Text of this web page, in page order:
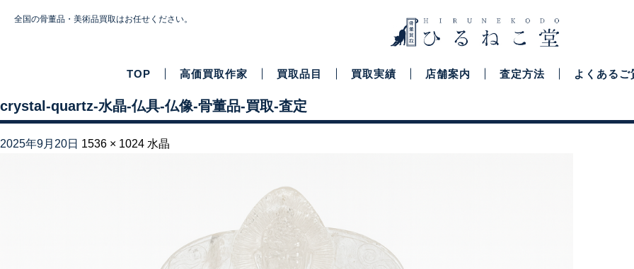
全国の骨董品・美術品買取はお任せください。
TOP 高価買取作家 買取品目 買取実績 店舗案内 査定方法 よくあるご
crystal-quartz-水晶-仏具-仏像-骨董品-買取-査定
2025年9月20日 1536 × 1024 水晶